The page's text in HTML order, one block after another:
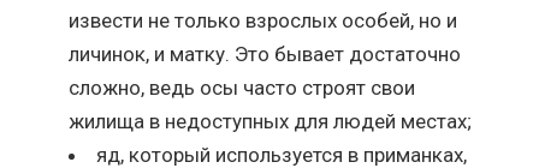
извести не только взрослых особей, но и
личинок, и матку. Это бывает достаточно
сложно, ведь осы часто строят свои
жилища в недоступных для людей местах;
яд, который используется в приманках,